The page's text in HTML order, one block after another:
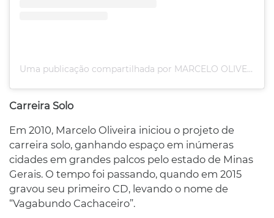
Uma publicação compartilhada por MARCELO OLIVEIRA (@marcelooliveirareal)
Carreira Solo
Em 2010, Marcelo Oliveira iniciou o projeto de
carreira solo, ganhando espaço em inúmeras
cidades em grandes palcos pelo estado de Minas
Gerais. O tempo foi passando, quando em 2015
gravou seu primeiro CD, levando o nome de
“Vagabundo Cachaceiro”.